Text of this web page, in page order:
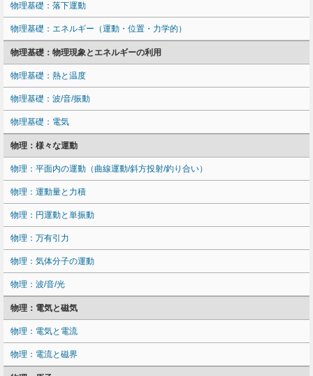
物理基礎：落下運動
物理基礎：エネルギー（運動・位置・力学的）
物理基礎：物理現象とエネルギーの利用
物理基礎：熱と温度
物理基礎：波/音/振動
物理基礎：電気
物理：様々な運動
物理：平面内の運動（曲線運動/斜方投射/釣り合い）
物理：運動量と力積
物理：円運動と単振動
物理：万有引力
物理：気体分子の運動
物理：波/音/光
物理：電気と磁気
物理：電気と電流
物理：電流と磁界